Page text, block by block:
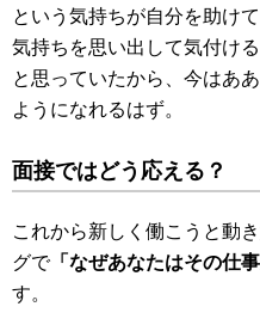
という気持ちが自分を助け
気持ちを思い出して気付け
と思っていたから、今はあ
ようになれるはず。
面接ではどう応える？
これから新しく働こうと動
グで「なぜあなたはその仕
す。